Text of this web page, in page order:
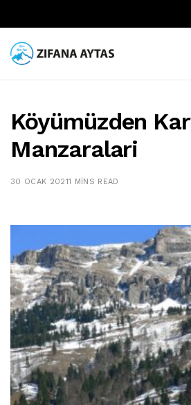
Köyümüzden Kar
Manzaralari
30 OCAK 20211 MINS READ